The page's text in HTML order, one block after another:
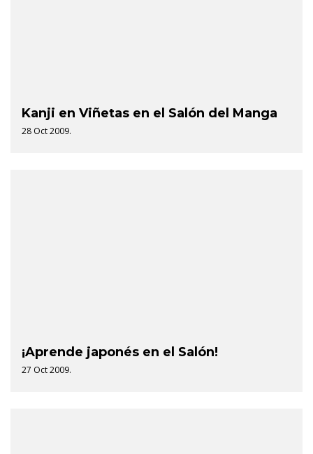
Kanji en Viñetas en el Salón del Manga
28 Oct 2009.
¡Aprende japonés en el Salón!
27 Oct 2009.